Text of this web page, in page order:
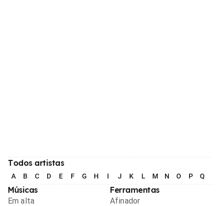
Todos artistas
A B C D E F G H I J K L M N O P Q
Músicas
Em alta
Ferramentas
Afinador